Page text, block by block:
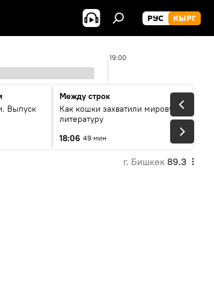
РУС КЫРГ
19:00
Выпуск
Между строк
Как кошки захватили мировую
литературу
18:06 49 мин
г. Бишкек 89.3